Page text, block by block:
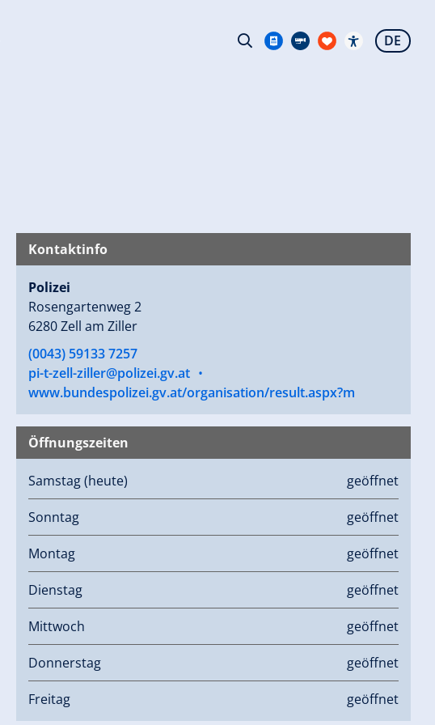
Kontaktinfo
Polizei
Rosengartenweg 2
6280 Zell am Ziller
(0043) 59133 7257
pi-t-zell-ziller@polizei.gv.at •
www.bundespolizei.gv.at/organisation/result.aspx?m
Öffnungszeiten
Samstag(heute) geöffnet
Sonntag geöffnet
Montag geöffnet
Dienstag geöffnet
Mittwoch geöffnet
Donnerstag geöffnet
Freitag geöffnet
DE